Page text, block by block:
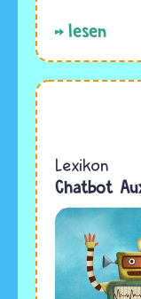
lesen
Allgemein
Lexikon
Chatbot